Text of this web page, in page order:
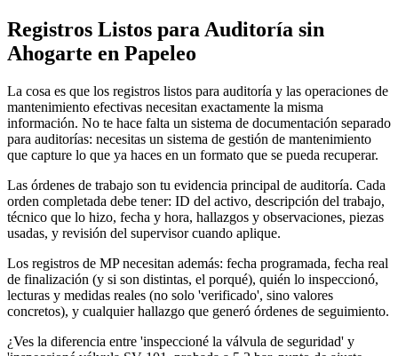
Registros Listos para Auditoría sin
Ahogarte en Papeleo
La cosa es que los registros listos para auditoría y las operaciones de
mantenimiento efectivas necesitan exactamente la misma
información. No te hace falta un sistema de documentación separado
para auditorías: necesitas un sistema de gestión de mantenimiento
que capture lo que ya haces en un formato que se pueda recuperar.
Las órdenes de trabajo son tu evidencia principal de auditoría. Cada
orden completada debe tener: ID del activo, descripción del trabajo,
técnico que lo hizo, fecha y hora, hallazgos y observaciones, piezas
usadas, y revisión del supervisor cuando aplique.
Los registros de MP necesitan además: fecha programada, fecha real
de finalización (y si son distintas, el porqué), quién lo inspeccionó,
lecturas y medidas reales (no solo 'verificado', sino valores
concretos), y cualquier hallazgo que generó órdenes de seguimiento.
¿Ves la diferencia entre 'inspeccioné la válvula de seguridad' y